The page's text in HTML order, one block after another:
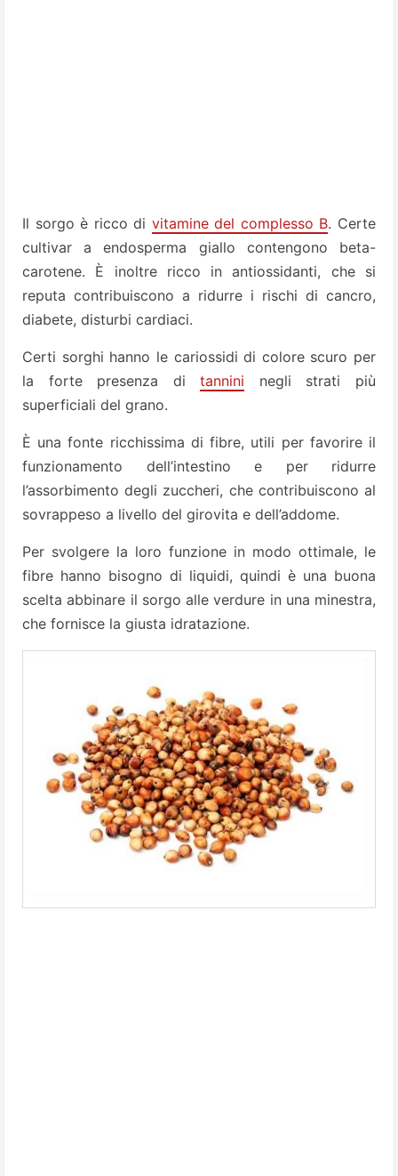
Il sorgo è ricco di vitamine del complesso B. Certe
cultivar a endosperma giallo contengono beta-
carotene. È inoltre ricco in antiossidanti, che si
reputa contribuiscono a ridurre i rischi di cancro,
diabete, disturbi cardiaci.
Certi sorghi hanno le cariossidi di colore scuro per
la forte presenza ditannini negli strati più
superficiali del grano.
È una fonte ricchissima di fibre, utili per favorire il
funzionamento dell’intestino e per ridurre
l’assorbimento degli zuccheri, che contribuiscono al
sovrappeso a livello del girovita e dell’addome.
Per svolgere la loro funzione in modo ottimale, le
fibre hanno bisogno di liquidi, quindi è una buona
scelta abbinare il sorgo alle verdure in una minestra,
che fornisce la giusta idratazione.